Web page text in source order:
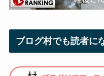
ブログ村でも読者に